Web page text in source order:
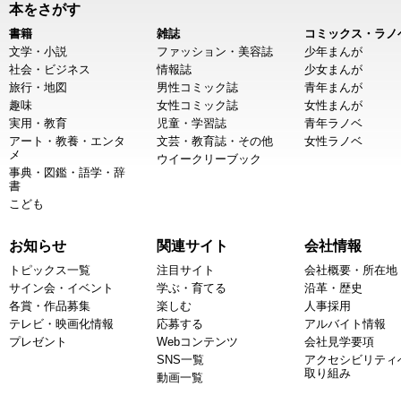
本をさがす
書籍
文学・小説
社会・ビジネス
旅行・地図
趣味
実用・教育
アート・教養・エンタ
メ
事典・図鑑・語学・辞
書
こども
雑誌
ファッション・美容誌
情報誌
男性コミック誌
女性コミック誌
児童・学習誌
文芸・教育誌・その他
ウイークリーブック
コミックス・ラノ
少年まんが
少女まんが
青年まんが
女性まんが
青年ラノベ
女性ラノベ
お知らせ
トピックス一覧
サイン会・イベント
各賞・作品募集
テレビ・映画化情報
プレゼント
関連サイト
注目サイト
学ぶ・育てる
楽しむ
応募する
Webコンテンツ
SNS一覧
動画一覧
会社情報
会社概要・所在地
沿革・歴史
人事採用
アルバイト情報
会社見学要項
アクセシビリティ
取り組み